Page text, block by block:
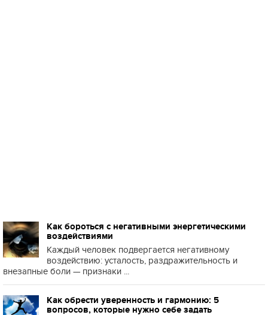
Как бороться с негативными энергетическими
воздействиями
Каждый человек подвергается негативному
воздействию: усталость, раздражительность и
внезапные боли — признаки ...
Как обрести уверенность и гармонию: 5
вопросов, которые нужно себе задать